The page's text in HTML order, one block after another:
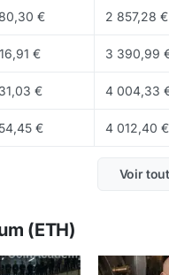
Pool(rETH)
2026. Cependant,
of Stake, l'émission
rendant l'offre nette
€ 2 857,28 €
€ 3 390,99
€ 4 004,33
€ 4 012,40 €
Voir
(ETH)